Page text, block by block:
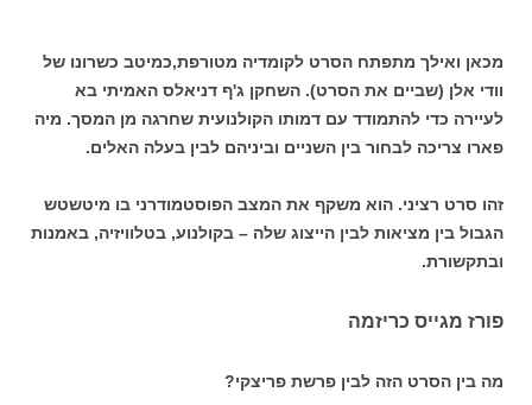
מכאן ואילך מתפתח הסרט לקומדיה מטורפת,כמיטב כשרונו של
וודי אלן (שביים את הסרט). השחקן ג'ף דניאלס האמיתי בא
לעיירה כדי להתמודד עם דמותו הקולנועית שחרגה מן המסך. מיה
פארו צריכה לבחור בין השניים וביניהם לבין בעלה האלים.
זהו סרט רציני. הוא משקף את המצב הפוסטמודרני בו מיטשטש
הגבול בין מציאות לבין הייצוג שלה – בקולנוע, בטלוויזיה, באמנות
ובתקשורת.
פורז מגייס כריזמה
מה בין הסרט הזה לבין פרשת פריצקי?